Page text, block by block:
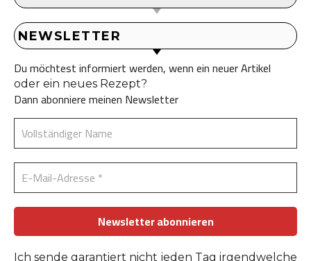
NEWSLETTER
Du möchtest informiert werden, wenn ein neuer Artikel
oder ein neues Rezept?
Dann abonniere meinen Newsletter
Ich sende garantiert nicht jeden Tag irgendwelche